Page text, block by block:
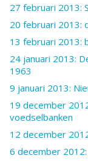
27 februari 2013:
20 februari 2013:
13 februari 2013:
24 januari 2013:
1963
9 januari 2013:
19 december
voedselbanken
12 december
6 december 2012: